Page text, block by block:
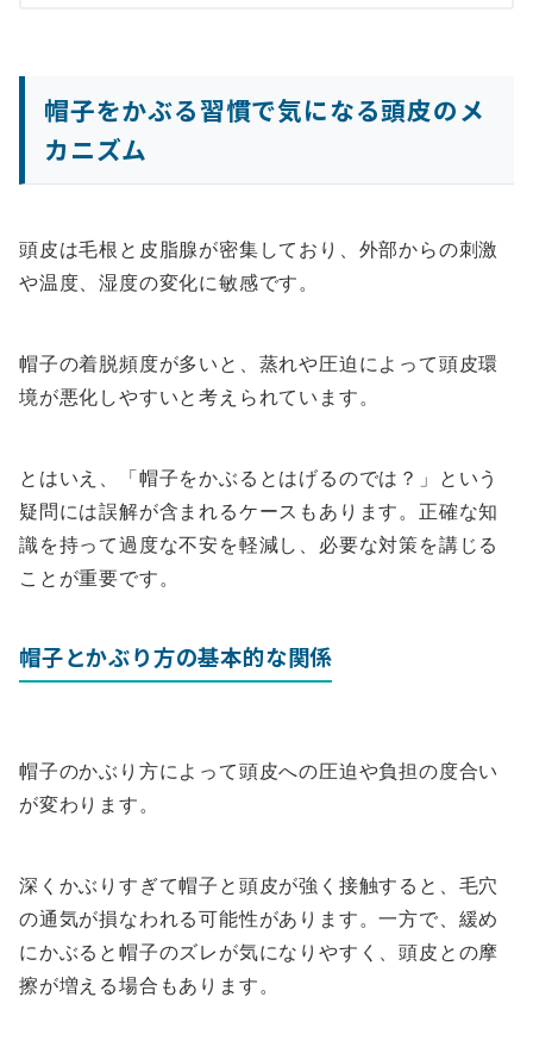
帽子をかぶる習慣で気になる頭皮のメ
カニズム
頭皮は毛根と皮脂腺が密集しており、外部からの刺激
や温度、湿度の変化に敏感です。
帽子の着脱頻度が多いと、蒸れや圧迫によって頭皮環
境が悪化しやすいと考えられています。
とはいえ、「帽子をかぶるとはげるのでは？」という
疑問には誤解が含まれるケースもあります。正確な知
識を持って過度な不安を軽減し、必要な対策を講じる
ことが重要です。
帽子とかぶり方の基本的な関係
帽子のかぶり方によって頭皮への圧迫や負担の度合い
が変わります。
深くかぶりすぎて帽子と頭皮が強く接触すると、毛穴
の通気が損なわれる可能性があります。一方で、緩め
にかぶると帽子のズレが気になりやすく、頭皮との摩
擦が増える場合もあります。